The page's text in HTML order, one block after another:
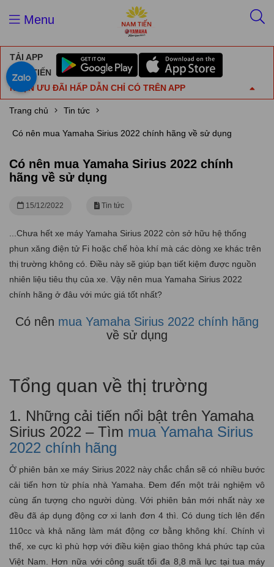
Menu
TẢI APP
NAM TIẾN
NHẬN ƯU ĐÃI HẤP DẪN CHỈ CÓ TRÊN APP
Trang chủ Tin tức
Có nên mua Yamaha Sirius 2022 chính hãng về sử dụng
Có nên mua Yamaha Sirius 2022 chính
hãng về sử dụng
15/12/2022 Tin tức
...Chưa hết xe máy Yamaha Sirius 2022 còn sở hữu hệ thống
phun xăng điện tử Fi hoặc chế hòa khí mà các dòng xe khác trên
thị trường không có. Điều này sẽ giúp bạn tiết kiệm được nguồn
nhiên liệu tiêu thụ của xe. Vậy nên mua Yamaha Sirius 2022
chính hãng ở đâu với mức giá tốt nhất?
Có nên mua Yamaha Sirius 2022 chính hãng
về sử dụng
Tổng quan về thị trường
1. Những cải tiến nổi bật trên Yamaha
Sirius 2022 – Tìm mua Yamaha Sirius
2022 chính hãng
Ở phiên bản xe máy Sirius 2022 này chắc chắn sẽ có nhiều bước
cải tiến hơn từ phía nhà Yamaha. Đem đến một trải nghiệm vô
cùng ấn tượng cho người dùng. Với phiên bản mới nhất này xe
đều đã áp dụng động cơ xi lanh đơn 4 thì. Có dung tích lên đến
110cc và khả năng làm mát động cơ bằng không khí. Chính vì
thế, xe cực kì phù hợp với điều kiện giao thông khá phức tạp của
Việt Nam. Hơn nữa với công suất tối đa 8,8 mã lực tại tua máy